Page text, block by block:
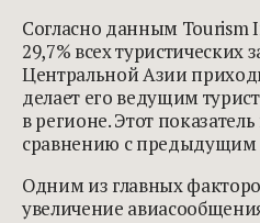
Согласно данным Tourism
29,7% всех туристических
Центральной Азии
делает его ведущим
в регионе. Этот
сравнению с предыдущим
Одним из главных
увеличение